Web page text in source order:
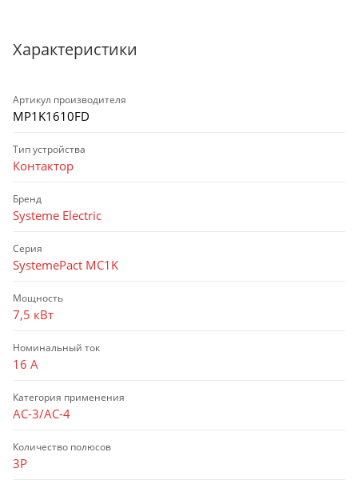
Характеристики
Артикул производителя
MP1K1610FD
Тип устройства
Контактор
Бренд
Systeme Electric
Серия
SystemePact MC1K
Мощность
7,5 кВт
Номинальный ток
16 А
Категория применения
AC-3/AC-4
Количество полюсов
3P